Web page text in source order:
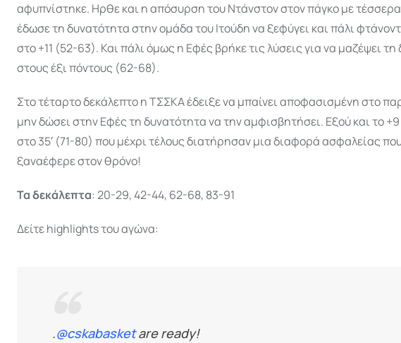
αφυπνίστηκε. Ηρθε και η απόσυρση του Ντάνστον στον πάγκο με
έδωσε τη δυνατότητα στην ομάδα του Ιτούδη να ξεφύγει και πάλι
στο +11 (52-63). Και πάλι όμως η Εφές βρήκε τις λύσεις για να μαζέψει
στους έξι πόντους (62-68).
Στο τέταρτο δεκάλεπτο η ΤΣΣΚΑ έδειξε να μπαίνει αποφασισμένη στο
μην δώσει στην Εφές τη δυνατότητα να την αμφισβητήσει. Εξού και το
στο 35′ (71-80) που μέχρι τέλους διατήρησαν μια διαφορά ασφαλείας
ξαναέφερε στον θρόνο!
Τα δεκάλεπτα: 20-29, 42-44, 62-68, 83-91
Δείτε highlights του αγώνα:
.@cskabasketare ready!